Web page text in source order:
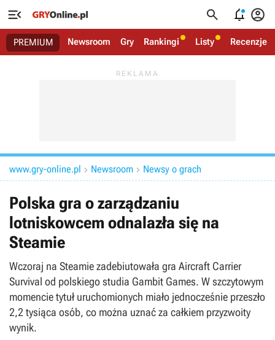
   
PREMIUM Newsroom Gry Rankingi Listy Recenzje
www.gry-online.pl  Newsroom  Newsy o grach
Polska gra o zarządzaniu
lotniskowcem odnalazła się na
Steamie
Wczoraj na Steamie zadebiutowała gra Aircraft Carrier
Survival od polskiego studia Gambit Games. W szczytowym
momencie tytuł uruchomionych miało jednocześnie przeszło
2,2 tysiąca osób, co można uznać za całkiem przyzwoity
wynik.